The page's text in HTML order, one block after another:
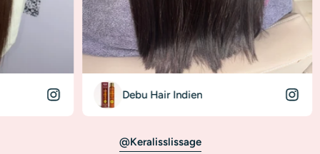
Debu Hair Indien Donna
@keralisslissage